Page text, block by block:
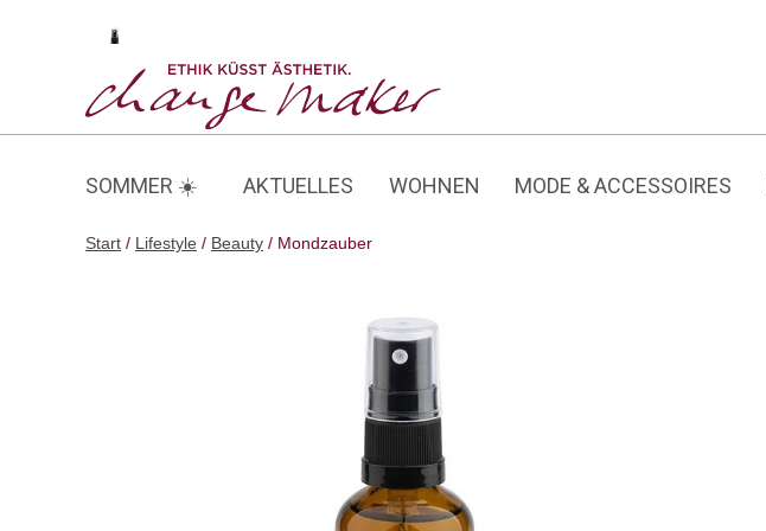
SOMMER ☀️ AKTUELLES WOHNEN MODE & ACCESSOIRES
Start / Lifestyle / Beauty / Mondzauber